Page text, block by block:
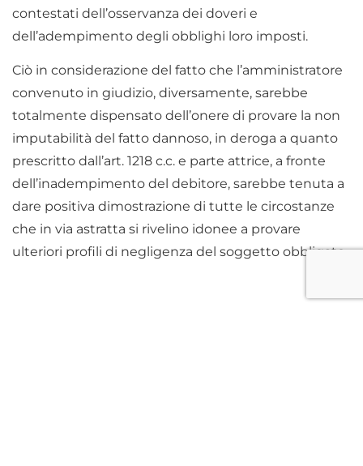
contestati dell’osservanza dei doveri e
dell’adempimento degli obblighi loro imposti.
Ciò in considerazione del fatto che l’amministratore
convenuto in giudizio, diversamente, sarebbe
totalmente dispensato dell’onere di provare la non
imputabilità del fatto dannoso, in deroga a quanto
prescritto dall’art. 1218 c.c. e parte attrice, a fronte
dell’inadempimento del debitore, sarebbe tenuta a
dare positiva dimostrazione di tutte le circostanze
che in via astratta si rivelino idonee a provare
ulteriori profili di negligenza del soggetto obbligato.